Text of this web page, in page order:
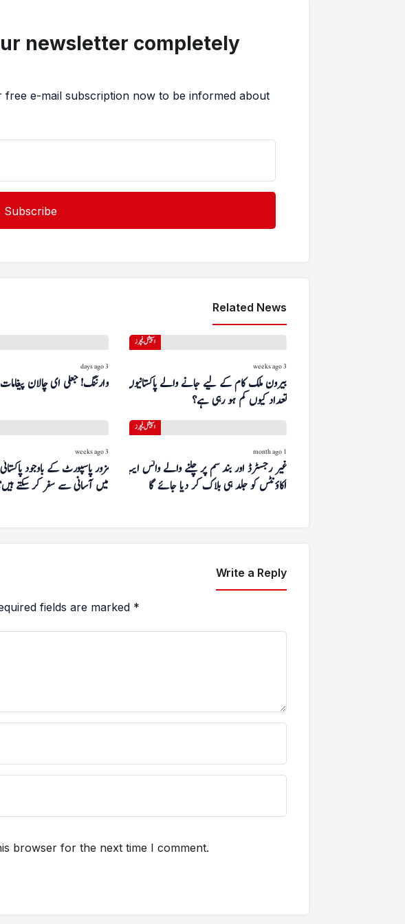
newsletter completely
e-mail subscription now to be informed about
Related News
3 days ago
وارننگ! جعلی ای چالان
اسپیشل فیچرز
3 weeks ago
بیرون ملک کام کے لیے جانے والے پاکستانیوں کی
تعداد کیوں کم ہو رہی ہے؟
3 weeks ago
میں آسانی سے سفر کر سکتے
اسپیشل فیچرز
1 month ago
غیر رجسٹرڈ اور بند سم پر چلنے والے واٹس ایپ
اکاؤنٹس کو جلد ہی بلاک کر دیا جائے گا
Write a Reply
fields are marked *
browser for the next time I comment.